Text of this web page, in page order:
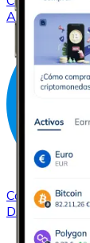
ADA
ComprarDash
DASH